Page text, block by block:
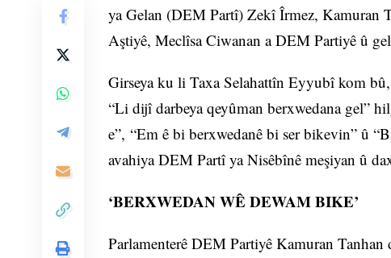
ya Gelan (DEM Partî) Zekî Îrmez, Kamuran
Aştiyê, Meclîsa Ciwanan a DEM Partiyê û
Girseya ku li Taxa Selahattîn Eyyubî kom
“Li dijî darbeya qeyûman berxwedana gel”
e”, “Em ê bi berxwedanê bi ser bikevin” û
avahiya DEM Partî ya Nisêbînê meşiyan û
‘BERXWEDAN WÊ DEWAM BIKE’
Parlamenterê DEM Partiyê Kamuran